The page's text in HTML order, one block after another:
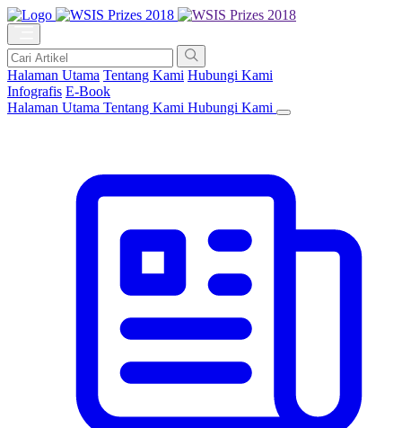
Halaman Utama Tentang Kami Hubungi Kami
Infografis E-Book
Halaman Utama Tentang Kami Hubungi Kami